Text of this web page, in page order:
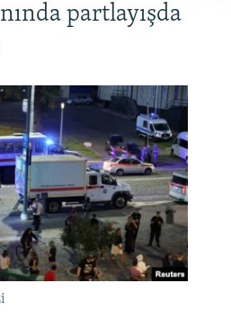
partlayışda